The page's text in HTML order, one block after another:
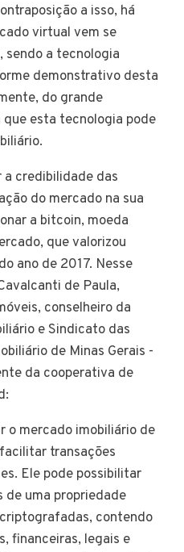
a isso, há
virtual vem se
sendo a tecnologia
demonstrativo desta
do grande
esta tecnologia pode
credibilidade das
do mercado na sua
a bitcoin, moeda
que valorizou
ano de 2017. Nesse
de Paula,
conselheiro da
e Sindicato das
de Minas Gerais -
da cooperativa de
o mercado imobiliário de
transações
Ele pode possibilitar
de uma propriedade
contendo
financeiras, legais e